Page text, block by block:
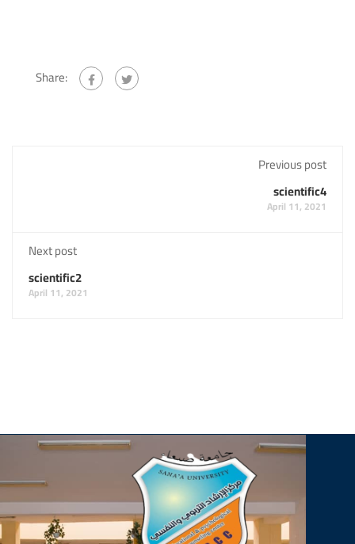
Share:
Previous post
scientific4
April 11, 2021
Next post
scientific2
April 11, 2021